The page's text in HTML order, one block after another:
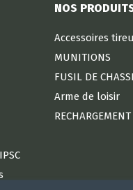
NOS
Accessoires
MUNITIONS
FUSIL DE
Arme de loisir
RECHARGEMENT